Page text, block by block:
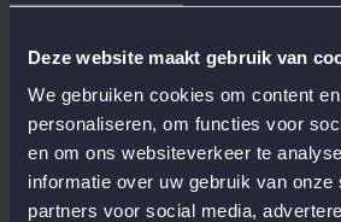
Deze website maakt gebruik van
We gebruiken cookies om content
personaliseren, om functies voor
en om ons websiteverkeer te
informatie over uw gebruik van onze
partners voor social media,
Klik op ‘controleer code’
Kies de betaalwijze en betaal
Let op! De kortingscode is per mailadres
gebruiken.
Heb je een leuke foto's, kalender of
gemaakt? Neem ze mee naar de
benieuwd!